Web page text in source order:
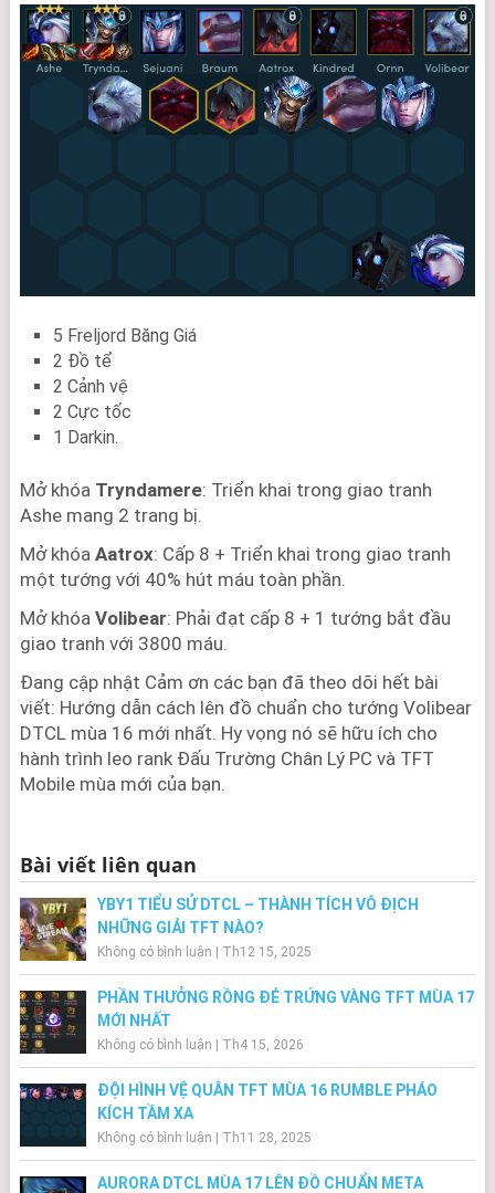
5 Freljord Băng Giá
2 Đồ tể
2 Cảnh vệ
2 Cực tốc
1 Darkin.
Mở khóa Tryndamere: Triển khai trong giao tranh
Ashe mang 2 trang bị.
Mở khóa Aatrox: Cấp 8 + Triển khai trong giao tranh
một tướng với 40% hút máu toàn phần.
Mở khóa Volibear: Phải đạt cấp 8 + 1 tướng bắt đầu
giao tranh với 3800 máu.
Đang cập nhật Cảm ơn các bạn đã theo dõi hết bài
viết: Hướng dẫn cách lên đồ chuẩn cho tướng Volibear
DTCL mùa 16 mới nhất. Hy vọng nó sẽ hữu ích cho
hành trình leo rank Đấu Trường Chân Lý PC và TFT
Mobile mùa mới của bạn.
Bài viết liên quan
YBY1 TIỂU SỬ DTCL – THÀNH TÍCH VÔ ĐỊCH
NHỮNG GIẢI TFT NÀO?
Không có bình luận Th12 15, 2025
PHẦN THƯỞNG RỒNG ĐẺ TRỨNG VÀNG TFT MÙA 17
MỚI NHẤT
Không có bình luận Th4 15, 2026
ĐỘI HÌNH VỆ QUÂN TFT MÙA 16 RUMBLE PHÁO
KÍCH TẦM XA
Không có bình luận Th11 28, 2025
AURORA DTCL MÙA 17 LÊN ĐỒ CHUẨN META